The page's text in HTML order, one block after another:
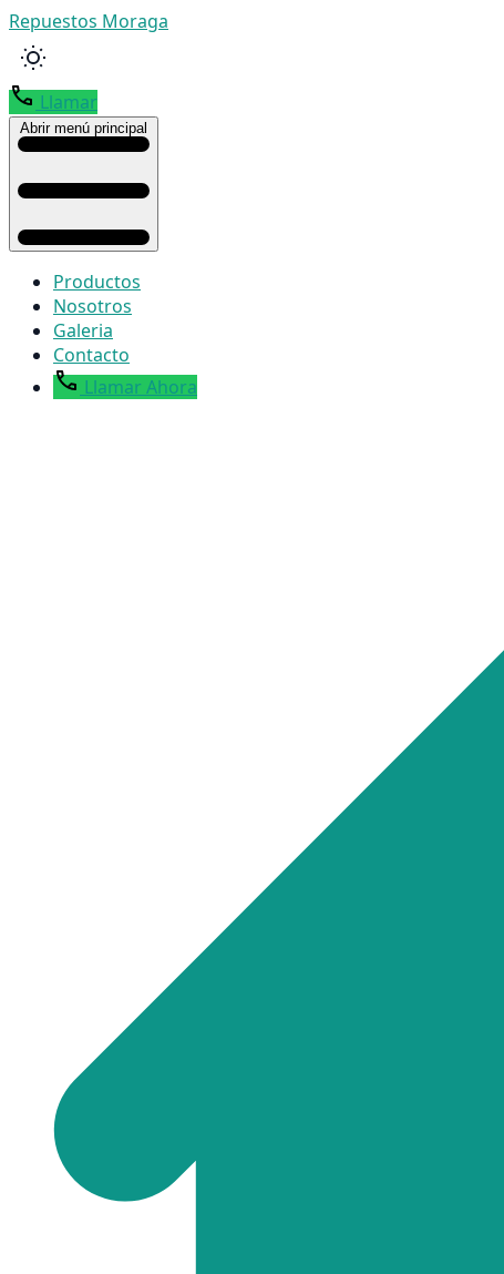
Repuestos Moraga
Llamar
Abrir menú principal
Productos
Nosotros
Galeria
Contacto
Llamar Ahora